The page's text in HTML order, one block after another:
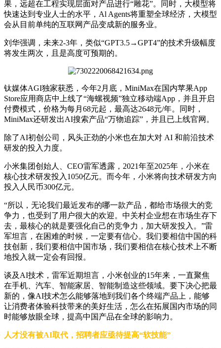
果，远超在工程实现层面对产品进行“雕花”。同时，大模型将
快速达到专业人士的水平，Al Agents将重塑全球经济，大模型
会从目前单纯的互联网产品变成新的服务业。
刘华强调，未来2-3年，类似“GPT3.5→GPT4”的技术升级幅度
将发生两次，且是高度可预期的。
钛媒体AGI独家获悉，今年2月底，MiniMax在国内苹果App
Store应用商店中上线了“海螺视频”独立移动端App，并且开启
付费模式，价格为每月68元起，最高达2648元/年。同时，
MiniMax还研发出AI搜索产品“万物追踪”，并且已上线官网。
除了AI初创公司，风头正劲的小米也在加大对 AI 和前沿技术
研发的投入力度。
小米集团创始人、CEO雷军透露，2021年至2025年，小米在
核心技术研发投入1050亿元。而今年，小米将向技术研发方向
投入人民币300亿元。
“所以，无论我们最近发布的哪一款产品，都给市场很大的竞
争力，也受到了用户很大的欢迎。中关村企业想在市场生存下
去，最核心的就是要强化自己的竞争力，加大研发投入。”雷
军坦言，在困难的时候，一定要有信心。我们要相信中国的科
技创新，我们要相信中国市场，我们要相信在核心技术上不断
地投入就一定会有回报。
谈及AI技术，雷军近期坦言，小米创业的15年来，一直聚焦
在手机、汽车、智能家居、智能制造这些领域。要下决心把最
新的，像AI技术怎么能够落地到我们各个终端产品上，能够
让消费者体验科技带来的美好生活，怎么在拓展国内市场的同
时能够放眼全球，提高中国产品在全球的影响力。
人才没有被AI取代，招聘者应亟待提高“软技能”